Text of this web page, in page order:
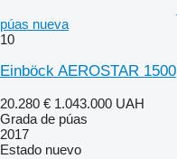
púas nueva
10
Einböck AEROSTAR 1500
20.280 € 1.043.000 UAH
Grada de púas
2017
Estado nuevo